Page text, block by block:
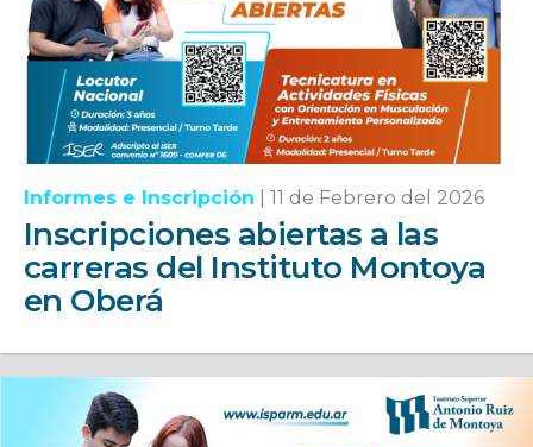
Informes e Inscripción 11 de Febrero del 2026
Inscripciones abiertas a las
carreras del Instituto Montoya
en Oberá